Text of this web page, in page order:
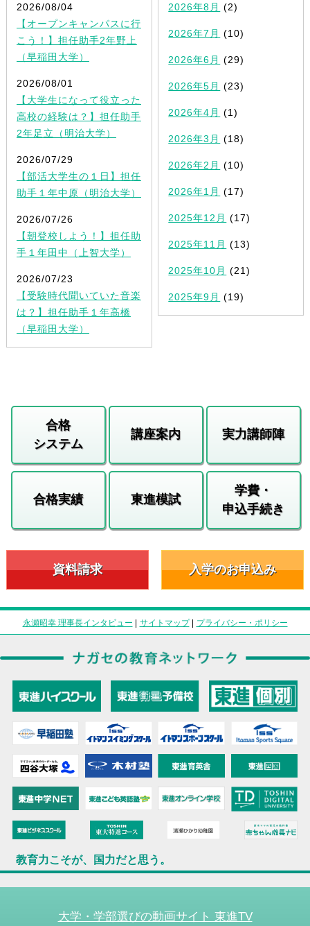
2026/08/04
【オープンキャンパスに行
こう！】担任助手2年野上
（早稲田大学）
2026/08/01
【大学生になって役立った
高校の経験は？】担任助手
2年足立（明治大学）
2026/07/29
【部活大学生の１日】担任
助手１年中原（明治大学）
2026/07/26
【朝登校しよう！】担任助
手１年田中（上智大学）
2026/07/23
【受験時代聞いていた音楽
は？】担任助手１年高橋
（早稲田大学）
2026年8月 (2)
2026年7月 (10)
2026年6月 (29)
2026年5月 (23)
2026年4月 (1)
2026年3月 (18)
2026年2月 (10)
2026年1月 (17)
2025年12月 (17)
2025年11月 (13)
2025年10月 (21)
2025年9月 (19)
合格
システム
講座案内 実力講師陣
合格実績 東進模試
学費・
申込手続き
資料請求 入学のお申込み
永瀬昭幸 理事長インタビュー | サイトマップ| プライバシー・ポリシー
教育力こそが、国力だと思う。
大学・学部選びの動画サイト 東進TV